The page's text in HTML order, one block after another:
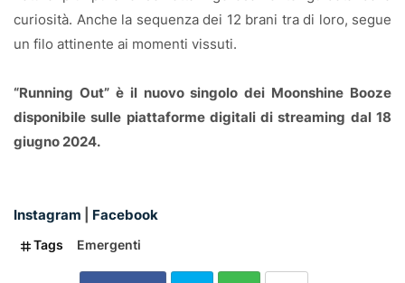
curiosità. Anche la sequenza dei 12 brani tra di loro, segue
un filo attinente ai momenti vissuti.
“Running Out” è il nuovo singolo dei Moonshine Booze
disponibile sulle piattaforme digitali di streaming dal 18
giugno 2024.
Instagram Facebook
Tags Emergenti